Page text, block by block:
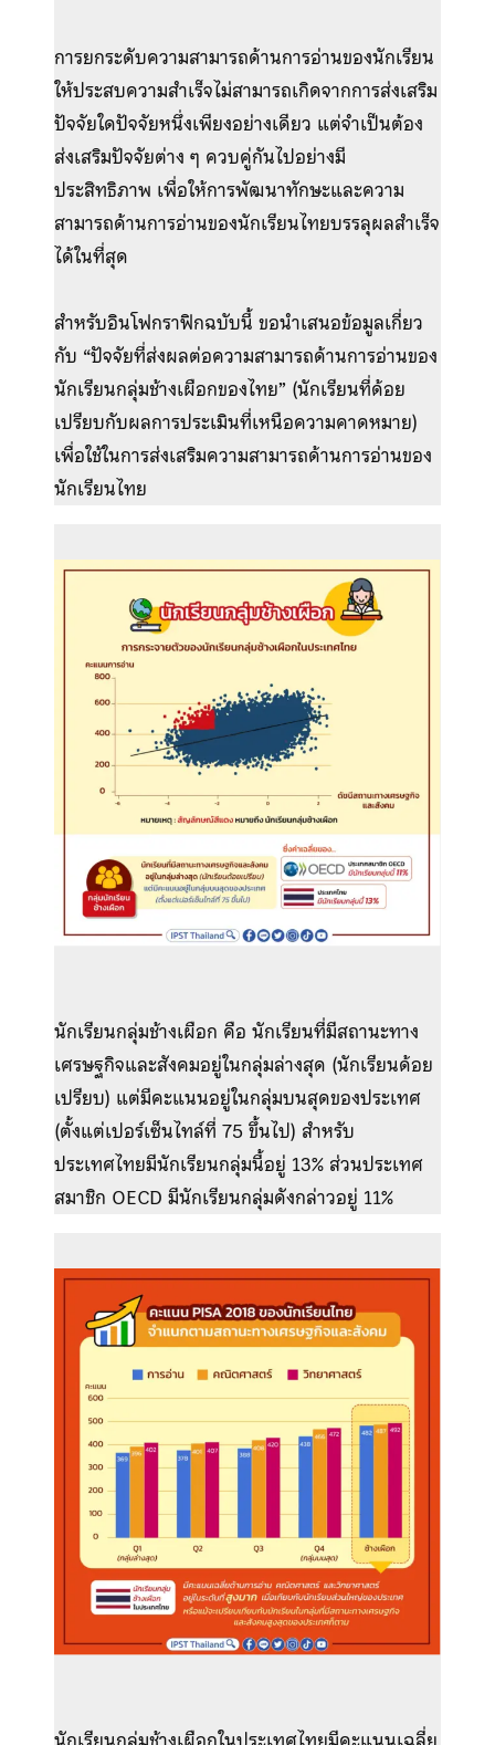
การยกระดับความสามารถด้านการอ่านของนักเรียน
ให้ประสบความสำเร็จไม่สามารถเกิดจากการส่งเสริม
ปัจจัยใดปัจจัยหนึ่งเพียงอย่างเดียว แต่จำเป็นต้อง
ส่งเสริมปัจจัยต่าง ๆ ควบคู่กันไปอย่างมี
ประสิทธิภาพ เพื่อให้การพัฒนาทักษะและความ
สามารถด้านการอ่านของนักเรียนไทยบรรลุผลสำเร็จ
ได้ในที่สุด
สำหรับอินโฟกราฟิกฉบับนี้ ขอนำเสนอข้อมูลเกี่ยว
กับ “ปัจจัยที่ส่งผลต่อความสามารถด้านการอ่านของ
นักเรียนกลุ่มช้างเผือกของไทย” (นักเรียนที่ด้อย
เปรียบกับผลการประเมินที่เหนือความคาดหมาย)
เพื่อใช้ในการส่งเสริมความสามารถด้านการอ่านของ
นักเรียนไทย
นักเรียนกลุ่มช้างเผือก คือ นักเรียนที่มีสถานะทาง
เศรษฐกิจและสังคมอยู่ในกลุ่มล่างสุด (นักเรียนด้อย
เปรียบ) แต่มีคะแนนอยู่ในกลุ่มบนสุดของประเทศ
(ตั้งแต่เปอร์เซ็นไทล์ที่ 75 ขึ้นไป) สำหรับ
ประเทศไทยมีนักเรียนกลุ่มนี้อยู่ 13% ส่วนประเทศ
สมาชิก OECD มีนักเรียนกลุ่มดังกล่าวอยู่ 11%